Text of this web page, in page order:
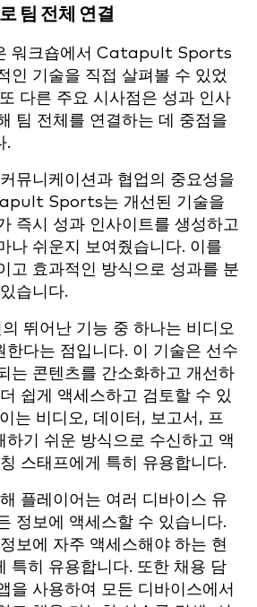
팀 전체 연결
워크숍에서 Catapult Sports
인 기술을 직접 살펴볼 수 있었
다른 주요 시사점은 성과 인사
팀 전체를 연결하는 데 중점을
.
뮤니케이션과 협업의 중요성을
Sports는 개선된 기술을
즉시 성과 인사이트를 생성하고
나 쉬운지 보여줬습니다. 이를
고 효과적인 방식으로 성과를 분
습니다.
뛰어난 기능 중 하나는 비디오
한다는 점입니다. 이 기술은 선수
는 콘텐츠를 간소화하고 개선하
쉽게 액세스하고 검토할 수 있
는 비디오, 데이터, 보고서, 프
하기 쉬운 방식으로 수신하고 액
스태프에게 특히 유용합니다.
플레이어는 여러 디바이스 유
정보에 액세스할 수 있습니다.
보에 자주 액세스해야 하는 현
특히 유용합니다. 또한 채용 담
을 사용하여 모든 디바이스에서